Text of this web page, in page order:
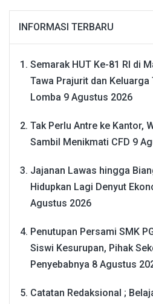
INFORMASI TERBARU
Semarak HUT Ke-81 RI di
Tawa Prajurit dan Keluarga
Lomba 9 Agustus 2026
Tak Perlu Antre ke Kantor,
Sambil Menikmati CFD 9
Jajanan Lawas hingga
Hidupkan Lagi Denyut
Agustus 2026
Penutupan Persami SMK
Siswi Kesurupan, Pihak
Penyebabnya 8 Agustus
Catatan Redaksional ;